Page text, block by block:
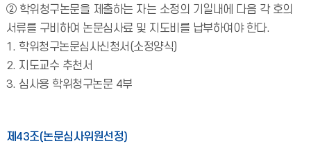
② 학위청구논문을 제출하는 자는 소정의 기일내에 다음 각 호의
서류를 구비하여 논문심사료 및 지도비를 납부하여야 한다.
1. 학위청구논문심사신청서(소정양식)
2. 지도교수 추천서
3. 심사용 학위청구논문 4부
제43조(논문심사위원선정)